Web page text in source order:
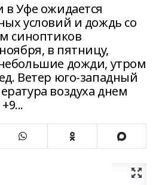
Уфе ожидается
условий и дождь со
синоптиков
в пятницу,
дожди, утром
Ветер юго-западный
воздуха днем